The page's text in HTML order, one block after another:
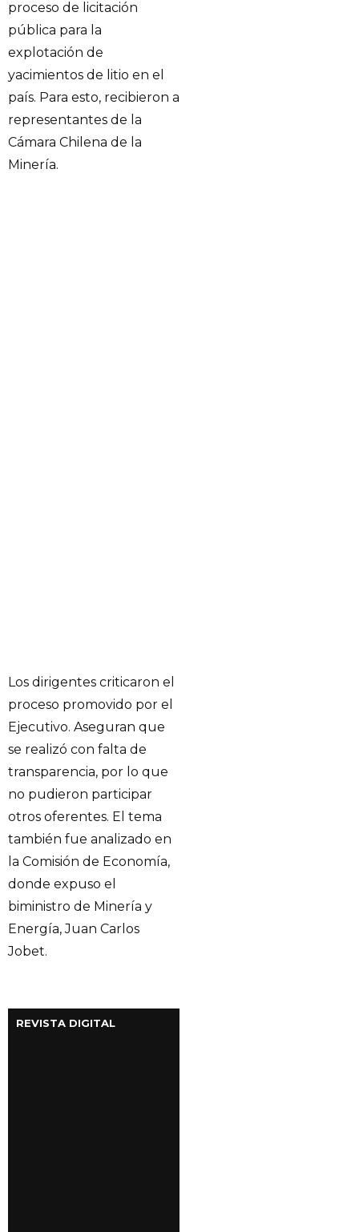
proceso de licitación
pública para la
explotación de
yacimientos de litio en el
país. Para esto, recibieron a
representantes de la
Cámara Chilena de la
Minería.
Los dirigentes criticaron el
proceso promovido por el
Ejecutivo. Aseguran que
se realizó con falta de
transparencia, por lo que
no pudieron participar
otros oferentes. El tema
también fue analizado en
la Comisión de Economía,
donde expuso el
biministro de Minería y
Energía, Juan Carlos
Jobet.
REVISTA DIGITAL